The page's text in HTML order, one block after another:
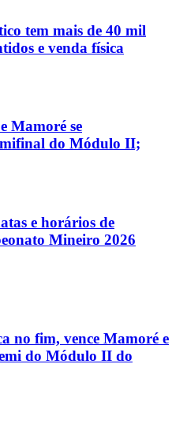
tem mais de 40 mil
e venda física
Mamoré se
do Módulo II;
e horários de
Mineiro 2026
no fim, vence Mamoré e
do Módulo II do